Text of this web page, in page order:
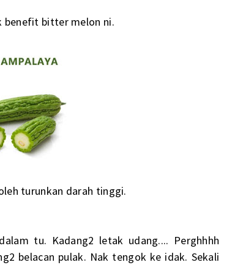
benefit bitter melon ni.
turunkan darah tinggi.
tu. Kadang2 letak udang.... Perghhhh
belacan pulak. Nak tengok ke idak. Sekali